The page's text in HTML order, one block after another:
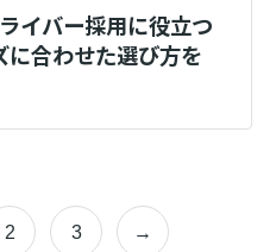
イバー採用に役立つ
合わせた選び方を
2 3 →